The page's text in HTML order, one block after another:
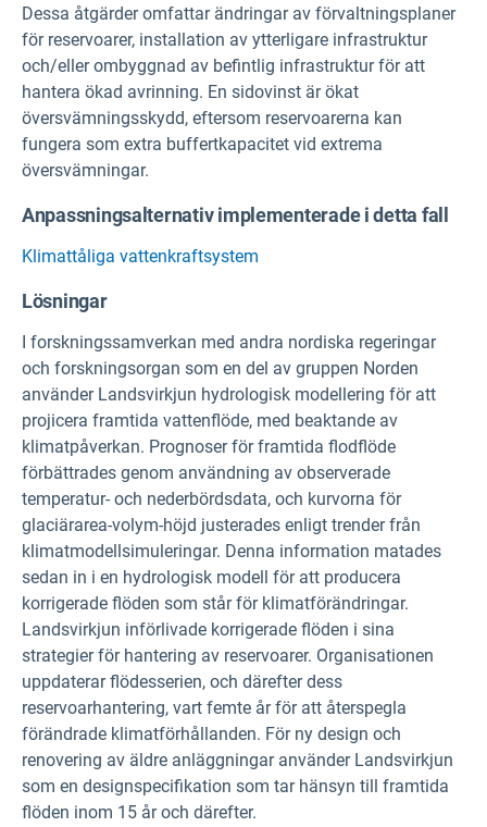
Dessa åtgärder omfattar ändringar av förvaltningsplaner
för reservoarer, installation av ytterligare infrastruktur
och/eller ombyggnad av befintlig infrastruktur för att
hantera ökad avrinning. En sidovinst är ökat
översvämningsskydd, eftersom reservoarerna kan
fungera som extra buffertkapacitet vid extrema
översvämningar.
Anpassningsalternativ implementerade i detta fall
Klimattåliga vattenkraftsystem
Lösningar
I forskningssamverkan med andra nordiska regeringar
och forskningsorgan som en del av gruppen Norden
använder Landsvirkjun hydrologisk modellering för att
projicera framtida vattenflöde, med beaktande av
klimatpåverkan. Prognoser för framtida flodflöde
förbättrades genom användning av observerade
temperatur- och nederbördsdata, och kurvorna för
glaciärarea-volym-höjd justerades enligt trender från
klimatmodellsimuleringar. Denna information matades
sedan in i en hydrologisk modell för att producera
korrigerade flöden som står för klimatförändringar.
Landsvirkjun införlivade korrigerade flöden i sina
strategier för hantering av reservoarer. Organisationen
uppdaterar flödesserien, och därefter dess
reservoarhantering, vart femte år för att återspegla
förändrade klimatförhållanden. För ny design och
renovering av äldre anläggningar använder Landsvirkjun
som en designspecifikation som tar hänsyn till framtida
flöden inom 15 år och därefter.